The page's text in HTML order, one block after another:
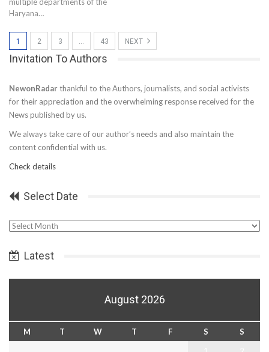
multiple departments of the
Haryana…
1 2 3 … 43 NEXT
Invitation To Authors
NewonRadar thankful to the Authors, journalists, and social activists
for their appreciation and the overwhelming response received for the
News published by us.
We always take care of our author’s needs and also maintain the
content confidential with us.
Check details
Select Date
Select
Latest
August 2026
M T W T F S
S